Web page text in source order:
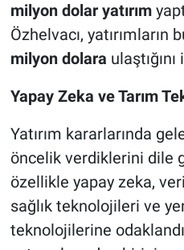
milyon dolar yatırım
Özhelvacı, yatırımların
milyon dolara
Yapay Zeka ve Tarım
Yatırım kararlarında
öncelik verdiklerini dile
özellikle yapay zeka,
sağlık teknolojileri ve
teknolojilerine